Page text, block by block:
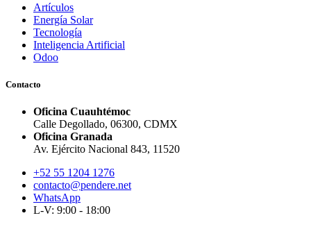
Artículos
Energía Solar
Tecnología
Inteligencia Artificial
Odoo
Contacto
Oficina Cuauhtémoc
Calle Degollado, 06300, CDMX
Oficina Granada
Av. Ejército Nacional 843, 11520
+52 55 1204 1276
contacto@pendere.net
WhatsApp
L-V: 9:00 - 18:00